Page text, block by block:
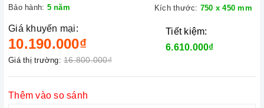
Bảo hành: 5 năm
Kích thước: 750 x 450 mm
Giá khuyến mại:
10.190.000₫
Giá thị trường: 16.800.000₫
Tiết kiệm:
6.610.000₫
Thêm vào so sánh